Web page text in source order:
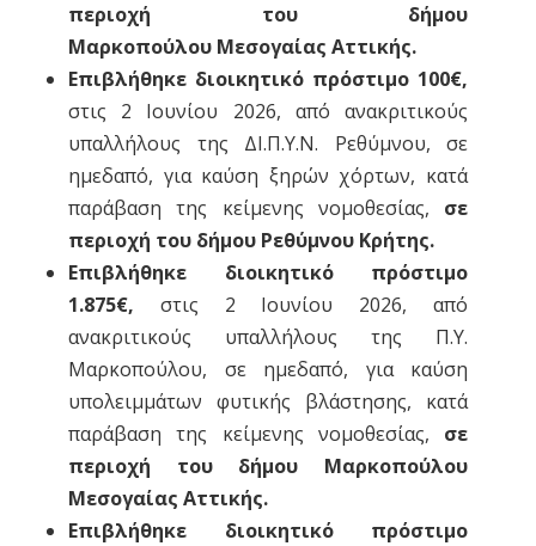
περιοχή του δήμου
Μαρκοπούλου Μεσογαίας Αττικής.
Επιβλήθηκε διοικητικό πρόστιμο 100€,
στις 2 Ιουνίου 2026, από ανακριτικούς
υπαλλήλους της ΔΙ.Π.Υ.Ν. Ρεθύμνου, σε
ημεδαπό, για καύση ξηρών χόρτων, κατά
παράβαση της κείμενης νομοθεσίας, σε
περιοχή του δήμου Ρεθύμνου Κρήτης.
Επιβλήθηκε διοικητικό πρόστιμο
1.875€, στις 2 Ιουνίου 2026, από
ανακριτικούς υπαλλήλους της Π.Υ.
Μαρκοπούλου, σε ημεδαπό, για καύση
υπολειμμάτων φυτικής βλάστησης, κατά
παράβαση της κείμενης νομοθεσίας, σε
περιοχή του δήμου Μαρκοπούλου
Μεσογαίας Αττικής.
Επιβλήθηκε διοικητικό πρόστιμο